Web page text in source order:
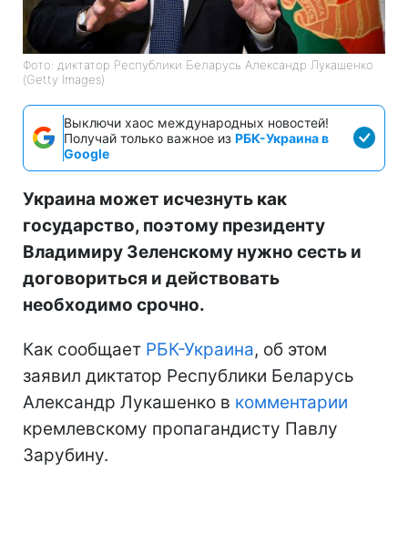
Фото: диктатор Республики Беларусь Александр Лукашенко
(Getty Images)
Выключи хаос международных новостей!
Получай только важное из РБК-Украина в
Google
Украина может исчезнуть как
государство, поэтому президенту
Владимиру Зеленскому нужно сесть и
договориться и действовать
необходимо срочно.
Как сообщает РБК-Украина, об этом
заявил диктатор Республики Беларусь
Александр Лукашенко в комментарии
кремлевскому пропагандисту Павлу
Зарубину.